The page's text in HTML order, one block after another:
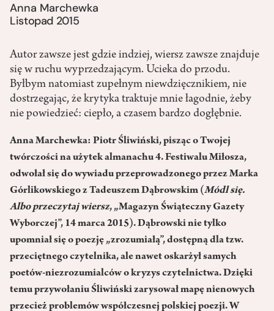
Anna Marchewka
Listopad 2015
Autor zawsze jest gdzie indziej, wiersz zawsze znajduje
się w ruchu wyprzedzającym. Ucieka do przodu.
Byłbym natomiast zupełnym niewdzięcznikiem, nie
dostrzegając, że krytyka traktuje mnie łagodnie, żeby
nie powiedzieć: ciepło, a czasem bardzo dogłębnie.
Anna Marchewka: Piotr Śliwiński, pisząc o Twojej
twórczości na użytek almanachu 4. Festiwalu Miłosza,
odwołał się do wywiadu przeprowadzonego przez Marka
Górlikowskiego z Tadeuszem Dąbrowskim (Módl się.
Albo przeczytaj wiersz, „Magazyn Świąteczny Gazety
Wyborczej”, 14 marca 2015). Dąbrowski nie tylko
upomniał się o poezję „zrozumiałą”, dostępną dla tzw.
przeciętnego czytelnika, ale nawet oskarżył samych
poetów-niezrozumialców o kryzys czytelnictwa. Dzięki
temu przywołaniu Śliwiński zarysował mapę nienowych
przecież problemów współczesnej polskiej poezji. W